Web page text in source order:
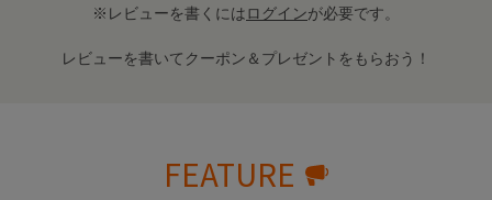
※レビューを書くにはログインが必要です。
レビューを書いてクーポン＆プレゼントをもらおう！
FEATURE